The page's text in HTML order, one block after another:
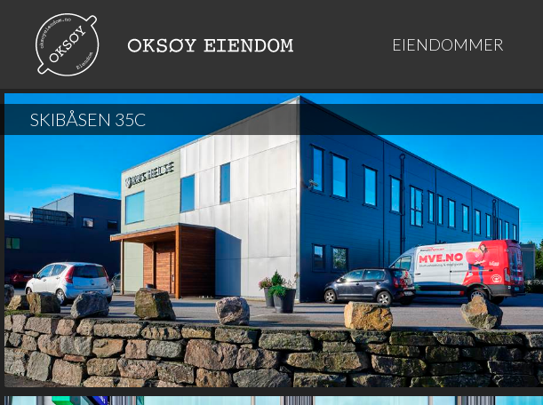
EIENDOMMER
SKIBÅSEN 35C